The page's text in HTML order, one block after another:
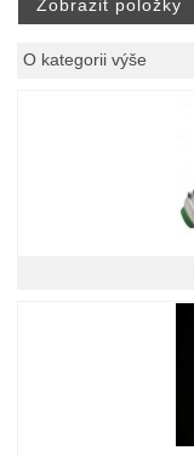
O kategorii výše